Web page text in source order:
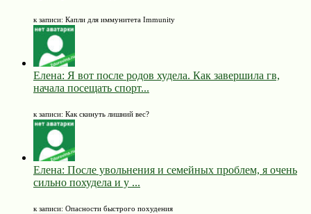
к записи: Капли для иммунитета Immunity
Елена: Я вот после родов худела. Как завершила гв,
начала посещать спорт...
к записи: Как скинуть лишний вес?
Елена: После увольнения и семейных проблем, я очень
сильно похудела и у ...
к записи: Опасности быстрого похудения